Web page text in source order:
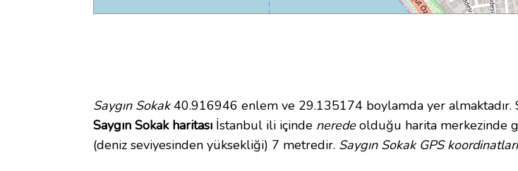
Saygın Sokak40.916946 enlem ve 29.135174 boylamda yer almaktadır.
Saygın Sokak haritası İstanbul ili içinde neredeolduğu harita merkezinde
(deniz seviyesinden yüksekliği) 7 metredir. Saygın Sokak GPS koordinatları